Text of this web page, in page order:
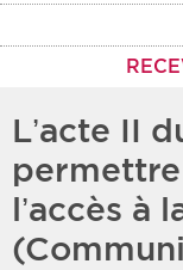
Protection
Médico-social
Période
Choisir une date de
L’acte II
l’accès à